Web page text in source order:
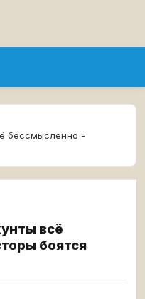
бессмысленно -
всё
боятся